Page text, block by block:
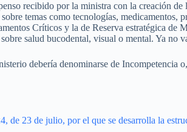
recibido por la ministra con la creación
temas como tecnologías, medicamentos,
Críticos y la de Reserva estratégica de
salud bucodental, visual o mental. Ya no
debería denominarse de Incompetencia
de 23 de julio, por el que se desarrolla la